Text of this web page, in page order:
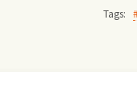
Tags: